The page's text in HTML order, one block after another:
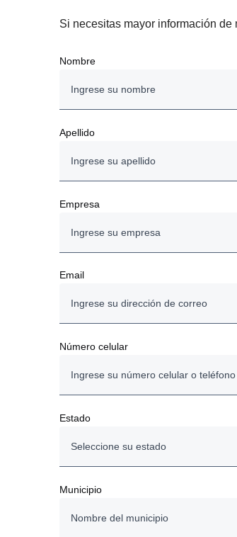
Si necesitas mayor información
Nombre
Apellido
Empresa
Email
Número celular
Estado
Seleccione su estado
Aguascalientes
Baja California
Municipio